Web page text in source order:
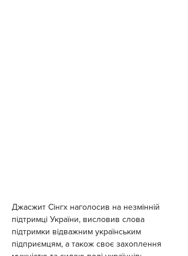
Джасжит Сінгх наголосив на незмінній
підтримці України, висловив слова
підтримки відважним українським
підприємцям, а також своє захоплення